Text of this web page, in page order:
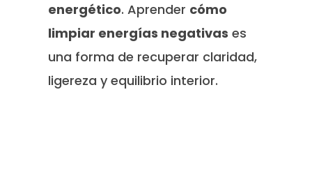
energético. Aprender cómo
limpiar energías negativas es
una forma de recuperar claridad,
ligereza y equilibrio interior.